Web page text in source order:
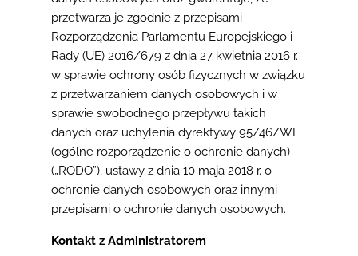
przetwarza je zgodnie z przepisami
Rozporządzenia Parlamentu Europejskiego i
Rady (UE) 2016/679 z dnia 27 kwietnia 2016 r.
w sprawie ochrony osób fizycznych w związku
z przetwarzaniem danych osobowych i w
sprawie swobodnego przepływu takich
danych oraz uchylenia dyrektywy 95/46/WE
(ogólne rozporządzenie o ochronie danych)
(„RODO”), ustawy z dnia 10 maja 2018 r. o
ochronie danych osobowych oraz innymi
przepisami o ochronie danych osobowych.
Kontakt z Administratorem